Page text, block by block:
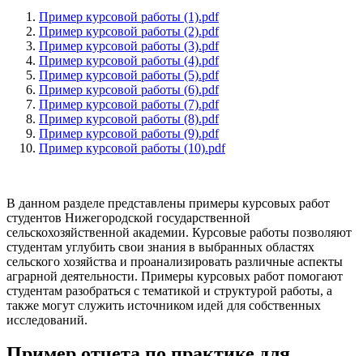
Пример курсовой работы (1).pdf
Пример курсовой работы (2).pdf
Пример курсовой работы (3).pdf
Пример курсовой работы (4).pdf
Пример курсовой работы (5).pdf
Пример курсовой работы (6).pdf
Пример курсовой работы (7).pdf
Пример курсовой работы (8).pdf
Пример курсовой работы (9).pdf
Пример курсовой работы (10).pdf
В данном разделе представлены примеры курсовых работ
студентов Нижегородской государственной
сельскохозяйственной академии. Курсовые работы позволяют
студентам углубить свои знания в выбранных областях
сельского хозяйства и проанализировать различные аспекты
аграрной деятельности. Примеры курсовых работ помогают
студентам разобраться с тематикой и структурой работы, а
также могут служить источником идей для собственных
исследований.